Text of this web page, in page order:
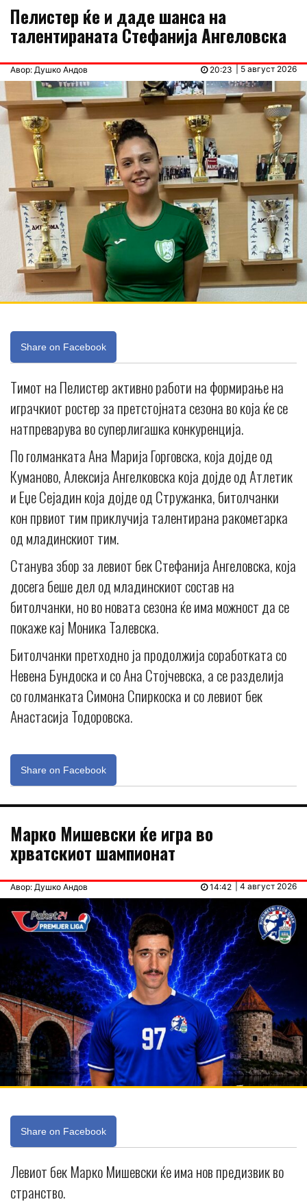
Пелистер ќе и даде шанса на
талентираната Стефанија Ангеловска
Авор: Душко Андов | 5 август 2026
20:23
Share on Facebook
Тимот на Пелистер активно работи на формирање на
играчкиот ростер за претстојната сезона во која ќе се
натпреварува во суперлигашка конкуренција.
По голманката Ана Марија Горговска, која дојде од
Куманово, Алексија Ангелковска која дојде од Атлетик
и Еџе Сејадин која дојде од Стружанка, битолчанки
кон првиот тим приклучија талентирана ракометарка
од младинскиот тим.
Станува збор за левиот бек Стефанија Ангеловска, која
досега беше дел од младинскиот состав на
битолчанки, но во новата сезона ќе има можност да се
покаже кај Моника Талевска.
Битолчанки претходно ја продолжија соработката со
Невена Бундоска и со Ана Стојчевска, а се разделија
со голманката Симона Спиркоска и со левиот бек
Анастасија Тодоровска.
Share on Facebook
Марко Мишевски ќе игра во
хрватскиот шампионат
Авор: Душко Андов | 4 август 2026
14:42
Share on Facebook
Левиот бек Марко Мишевски ќе има нов предизвик во
странство.